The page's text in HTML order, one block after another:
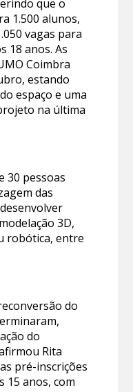
que o
1.500 alunos,
vagas para
18 anos. As
Coimbra
estando
espaço e uma
na última
30 pessoas
das
3D,
robótica, entre
do
do
Rita
pré-inscrições
15 anos, com